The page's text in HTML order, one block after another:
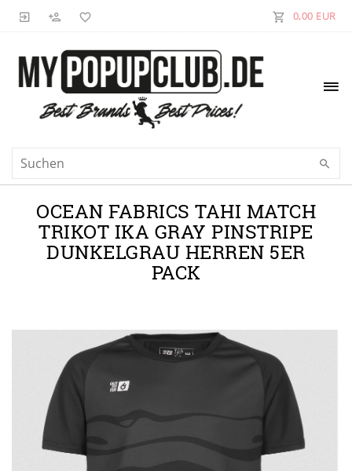
0,00 EUR
OCEAN FABRICS TAHI MATCH
TRIKOT IKA GRAY PINSTRIPE
DUNKELGRAU HERREN 5ER
PACK